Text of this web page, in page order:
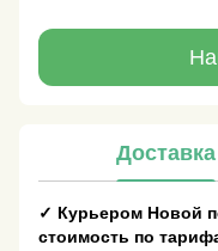
Доставка
✓ Курьером Новой
стоимость по